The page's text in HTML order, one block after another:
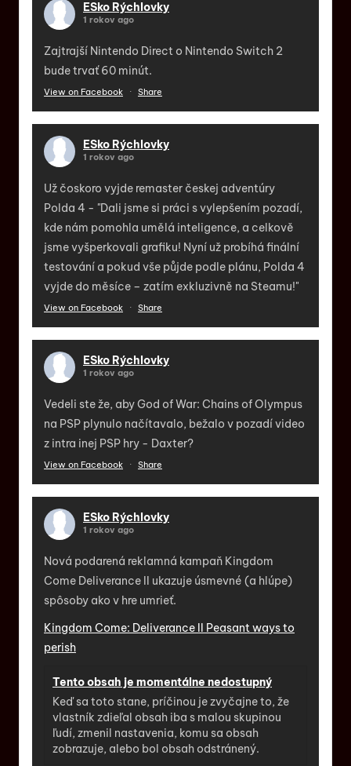
ESko Rýchlovky
1 rokov ago
Zajtrajší Nintendo Direct o Nintendo Switch 2
bude trvať 60 minút.
View on Facebook · Share
ESko Rýchlovky
1 rokov ago
Už čoskoro vyjde remaster českej adventúry
Polda 4 - "Dali jsme si práci s vylepšením pozadí,
kde nám pomohla umělá inteligence, a celkově
jsme vyšperkovali grafiku! Nyní už probíhá finální
testování a pokud vše půjde podle plánu, Polda 4
vyjde do měsíce – zatím exkluzivně na Steamu!"
View on Facebook · Share
ESko Rýchlovky
1 rokov ago
Vedeli ste že, aby God of War: Chains of Olympus
na PSP plynulo načítavalo, bežalo v pozadí video
z intra inej PSP hry - Daxter?
View on Facebook · Share
ESko Rýchlovky
1 rokov ago
Nová podarená reklamná kampaň Kingdom
Come Deliverance II ukazuje úsmevné (a hlúpe)
spôsoby ako v hre umrieť.
Kingdom Come: Deliverance II Peasant ways to
perish
Tento obsah je momentálne nedostupný
Keď sa toto stane, príčinou je zvyčajne to, že
vlastník zdieľal obsah iba s malou skupinou
ľudí, zmenil nastavenia, komu sa obsah
zobrazuje, alebo bol obsah odstránený.